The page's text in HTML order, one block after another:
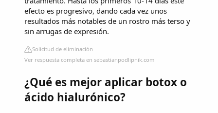
efecto es progresivo, dando cada vez unos
resultados más notables de un rostro más terso y
sin arrugas de expresión.
Solicitud de eliminación
Ver respuesta completa en sebastianpodlipnik.com
¿Qué es mejor aplicar botox o
ácido hialurónico?